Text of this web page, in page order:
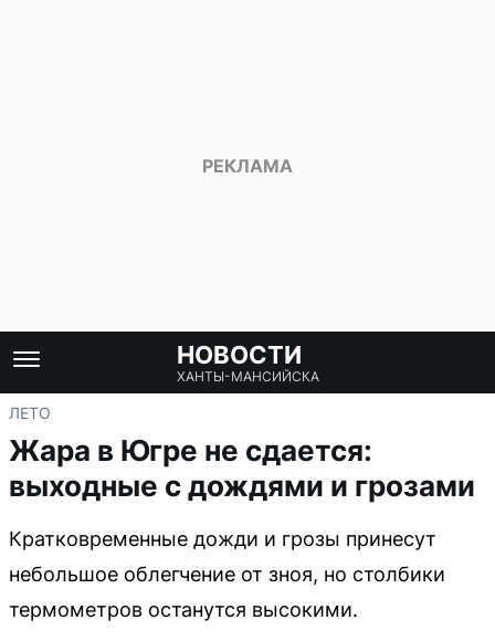
НОВОСТИ
ХАНТЫ-МАНСИЙСКА
ЛЕТО
Жара в Югре не сдается:
выходные с дождями и грозами
Кратковременные дожди и грозы принесут
небольшое облегчение от зноя, но столбики
термометров останутся высокими.